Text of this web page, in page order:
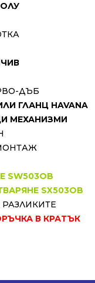
ДЪБ
ГЛАНЦ HAVANA
МЕХАНИЗМИ
SX503OB
В КРАТЪК